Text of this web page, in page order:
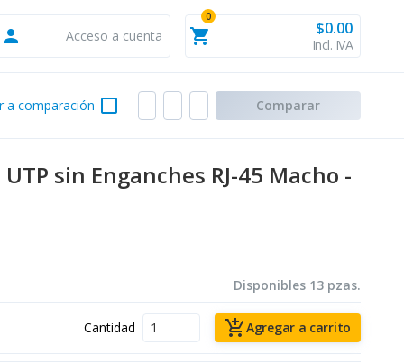
person Acceso a cuenta shopping_cart
0
$0.00
Incl. IVA
check_box_outline_blank
a comparación Comparar
sin Enganches RJ-45 Macho -
Disponibles 13 pzas.
Cantidad add_shopping_cartAgregar a carrito